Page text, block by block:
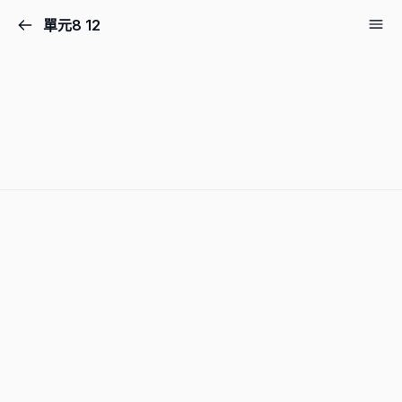
單元8 12